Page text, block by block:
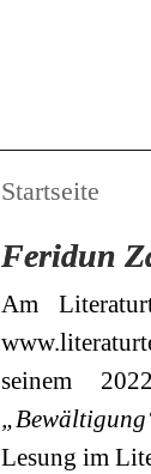
Startseite
Feridun
Am
seinem
Lesung im